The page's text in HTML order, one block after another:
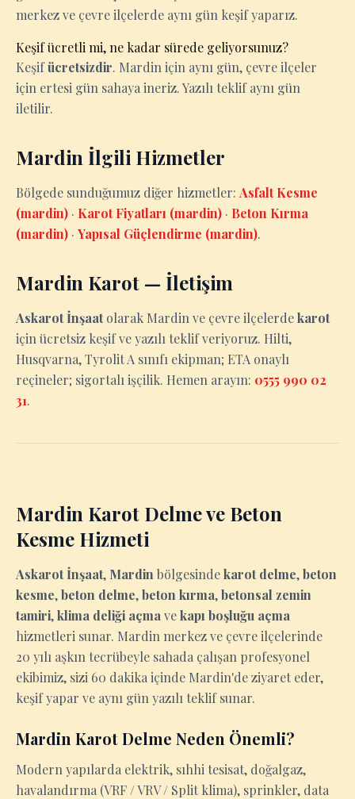
merkez ve çevre ilçelerde aynı gün keşif yaparız.
Keşif ücretli mi, ne kadar sürede geliyorsunuz?
Keşifücretsizdir. Mardin için aynı gün, çevre ilçeler
için ertesi gün sahaya ineriz. Yazılı teklif aynı gün
iletilir.
Mardin İlgili Hizmetler
Bölgede sunduğumuz diğer hizmetler: Asfalt Kesme
(mardin) · Karot Fiyatları (mardin) · Beton Kırma
(mardin) · Yapısal Güçlendirme (mardin).
Mardin Karot — İletişim
Askarot İnşaatolarak Mardin ve çevre ilçelerdekarot
için ücretsiz keşif ve yazılı teklif veriyoruz. Hilti,
Husqvarna, Tyrolit A sınıfı ekipman; ETA onaylı
reçineler; sigortalı işçilik. Hemen arayın: 0555 990 02
31.
Mardin Karot Delme ve Beton
Kesme Hizmeti
Askarot İnşaat, Mardin bölgesindekarot delme,beton
kesme,beton delme,beton kırma,betonsal zemin
tamiri,klima deliği açma vekapı boşluğu açma
hizmetleri sunar. Mardin merkez ve çevre ilçelerinde
20 yılı aşkın tecrübeyle sahada çalışan profesyonel
ekibimiz, sizi 60 dakika içinde Mardin'de ziyaret eder,
keşif yapar ve aynı gün yazılı teklif sunar.
Mardin Karot Delme Neden Önemli?
Modern yapılarda elektrik, sıhhi tesisat, doğalgaz,
havalandırma (VRF / VRV / Split klima), sprinkler, data